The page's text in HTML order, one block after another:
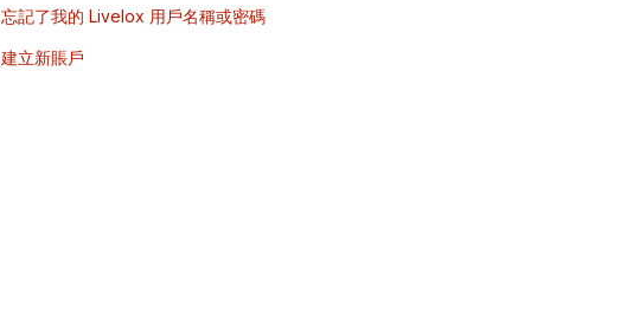
忘記了我的 Livelox 用戶名稱或密碼
建立新賬戶